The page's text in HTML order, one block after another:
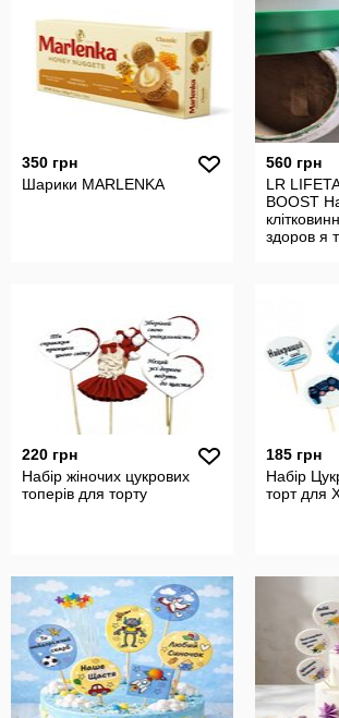
350 грн
Шарики MARLENKA
560 грн
LR
BOOST
здоров я
220 грн
Набір жіночих цукрових
топерів для торту
185 грн
Набір
торт для